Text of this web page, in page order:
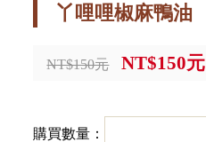
丫哩哩椒麻鴨油
NT$150元 NT$150元
購買數量：